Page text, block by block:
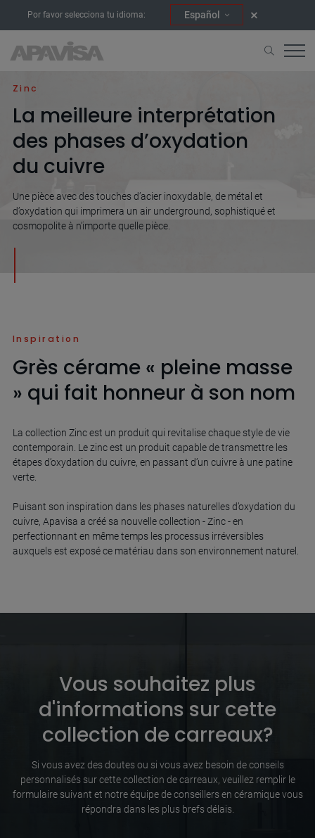
Por favor selecciona tu idioma: Español
Zinc
La meilleure interprétation
des phases d’oxydation
du cuivre
Une pièce avec des touches d’acier inoxydable, de métal et
d’oxydation qui imprimera un air underground, sophistiqué et
cosmopolite à n’importe quelle pièce.
Inspiration
Grès cérame « pleine masse
» qui fait honneur à son nom
La collection Zinc est un produit qui revitalise chaque style de vie
contemporain. Le zinc est un produit capable de transmettre les
étapes d’oxydation du cuivre, en passant d’un cuivre à une patine
verte.
Puisant son inspiration dans les phases naturelles d’oxydation du
cuivre, Apavisa a créé sa nouvelle collection - Zinc - en
perfectionnant en même temps les processus irréversibles
auxquels est exposé ce matériau dans son environnement naturel.
Vous souhaitez plus
d'informations sur cette
collection de carreaux?
Si vous avez des doutes ou si vous avez besoin de conseils
personnalisés sur cette collection de carreaux, veuillez remplir le
formulaire suivant et notre équipe de conseillers en céramique vous
répondra dans les plus brefs délais.